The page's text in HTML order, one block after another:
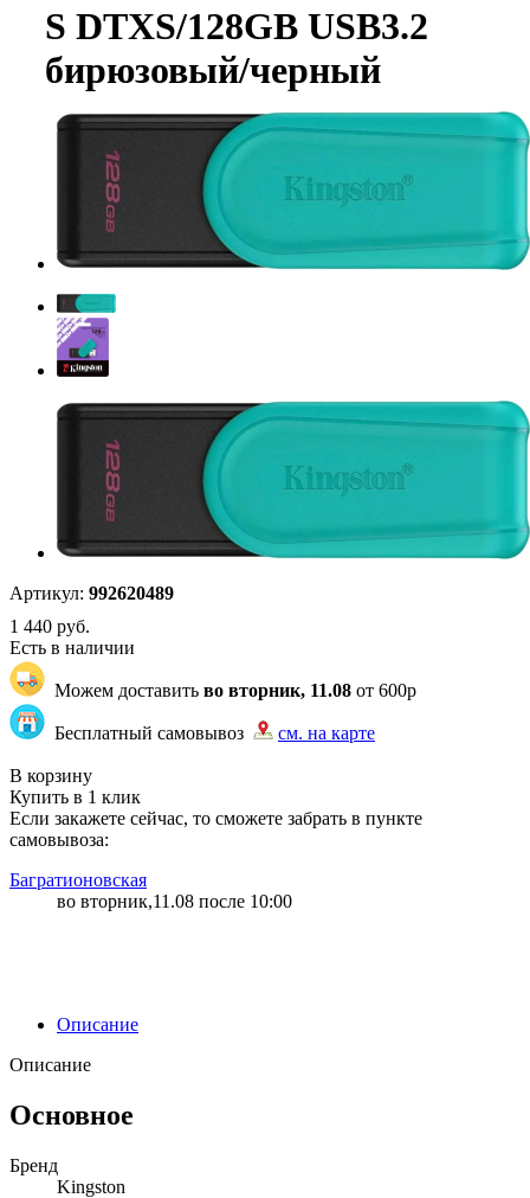
S DTXS/128GB USB3.2
бирюзовый/черный
Артикул: 992620489
1 440 руб.
Есть в наличии
Можем доставить во вторник, 11.08 от 600р
Бесплатный самовывоз
см. на карте
В корзину
Купить в 1 клик
Если закажете сейчас, то сможете забрать в пункте
самовывоза:
Багратионовская
во вторник,11.08 после 10:00
Описание
Описание
Основное
Бренд
Kingston